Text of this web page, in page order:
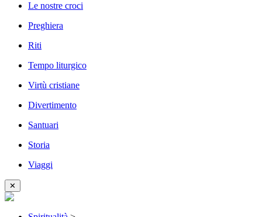
Le nostre croci
Preghiera
Riti
Tempo liturgico
Virtù cristiane
Divertimento
Santuari
Storia
Viaggi
✕